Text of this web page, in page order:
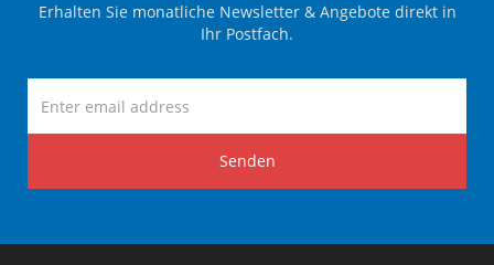
Erhalten Sie monatliche Newsletter & Angebote direkt in
Ihr Postfach.
Senden